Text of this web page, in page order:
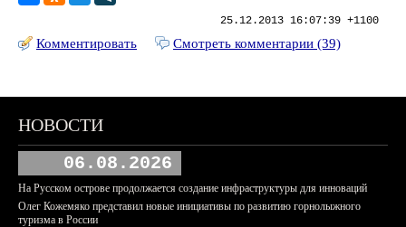
25.12.2013 16:07:39 +1100
Комментировать Смотреть комментарии (39)
НОВОСТИ
06.08.2026
На Русском острове продолжается создание инфраструктуры для инноваций
Олег Кожемяко представил новые инициативы по развитию горнолыжного
туризма в России